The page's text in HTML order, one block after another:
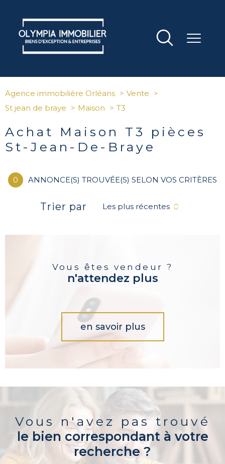
Agence immobilière Orléans
Vente
St jean de braye
Maison T3
Achat Maison T3 pièces
St-Jean-De-Braye
0 ANNONCE(S) TROUVÉE(S) SELON VOS CRITÈRES
Trier par Les plus récentes
Vous êtes vendeur ?
n'attendez plus
en savoir plus
Vous n'avez pas trouvé
le bien correspondant à votre
recherche ?